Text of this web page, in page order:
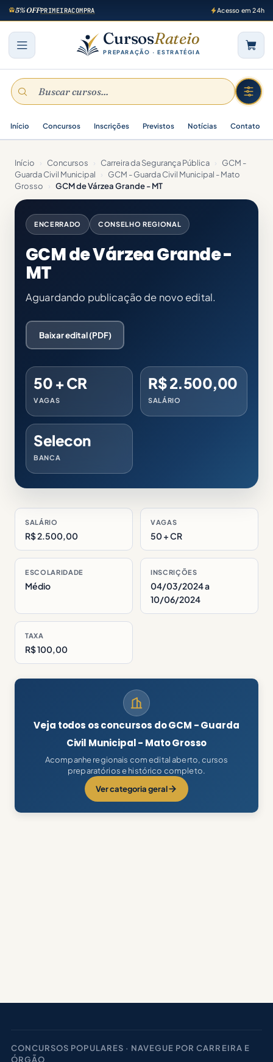
5% OFFPRIMEIRACOMPRA Acesso em 24h
CursosRateio
PREPARAÇÃO · ESTRATÉGIA
Início Concursos Inscrições Previstos Notícias Contato
Início › Concursos › Carreira da Segurança Pública ›
GCM -
Guarda Civil Municipal
›
GCM - Guarda Civil Municipal - Mato
Grosso
› GCM de Várzea Grande - MT
ENCERRADO CONSELHO REGIONAL
GCM de Várzea Grande -
MT
Aguardando publicação de novo edital.
Baixar edital (PDF)
50 + CR
VAGAS
R$ 2.500,00
SALÁRIO
Selecon
BANCA
SALÁRIO
R$ 2.500,00
VAGAS
50 + CR
ESCOLARIDADE
Médio
INSCRIÇÕES
04/03/2024 a
10/06/2024
TAXA
R$ 100,00
Veja todos os concursos do GCM - Guarda
Civil Municipal - Mato Grosso
Acompanhe regionais com edital aberto, cursos
preparatórios e histórico completo.
Ver categoria geral
CONCURSOS POPULARES · NAVEGUE POR CARREIRA E
ÓRGÃO